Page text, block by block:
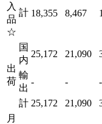
入
品
☆
計 18,355 8,467
出
荷
国
内
25,172 21,090
輸
出
- - -
計 25,172 21,090
月